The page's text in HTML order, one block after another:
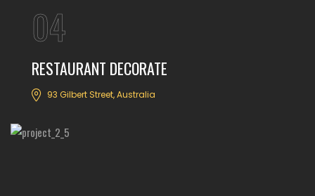
04
RESTAURANT DECORATE
93 Gilbert Street, Australia